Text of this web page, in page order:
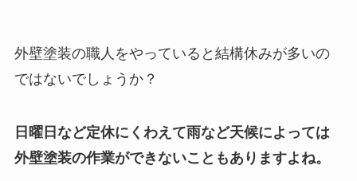
外壁塗装の職人をやっていると結構休みが多いの
ではないでしょうか？
日曜日など定休にくわえて雨など天候によっては
外壁塗装の作業ができないこともありますよね。